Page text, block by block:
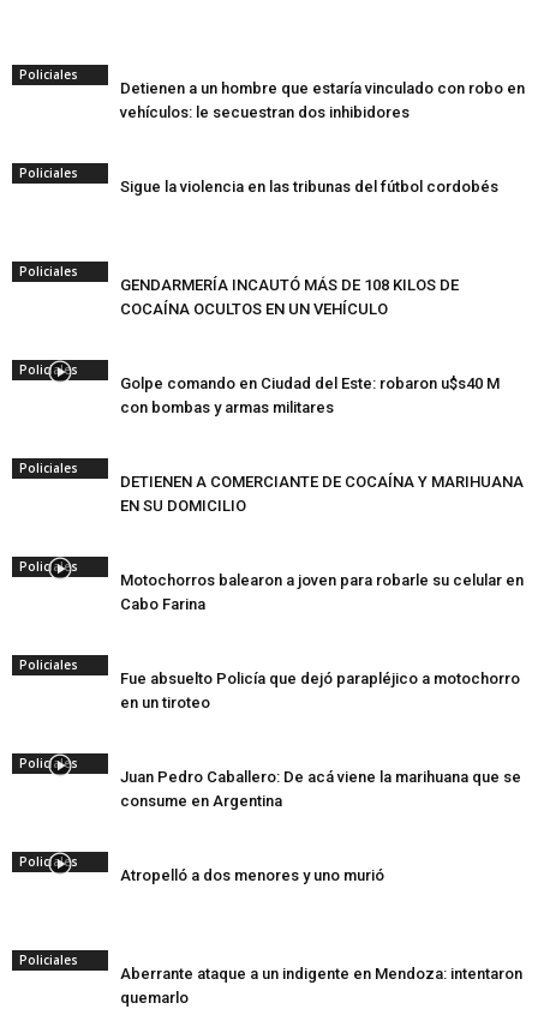
Policiales
Detienen a un hombre que estaría vinculado con robo en
vehículos: le secuestran dos inhibidores
Policiales
Sigue la violencia en las tribunas del fútbol cordobés
Policiales
GENDARMERÍA INCAUTÓ MÁS DE 108 KILOS DE
COCAÍNA OCULTOS EN UN VEHÍCULO
Policiales
Golpe comando en Ciudad del Este: robaron u$s40 M
con bombas y armas militares
Policiales
DETIENEN A COMERCIANTE DE COCAÍNA Y MARIHUANA
EN SU DOMICILIO
Policiales
Motochorros balearon a joven para robarle su celular en
Cabo Farina
Policiales
Fue absuelto Policía que dejó parapléjico a motochorro
en un tiroteo
Policiales
Juan Pedro Caballero: De acá viene la marihuana que se
consume en Argentina
Policiales
Atropelló a dos menores y uno murió
Policiales
Aberrante ataque a un indigente en Mendoza: intentaron
quemarlo